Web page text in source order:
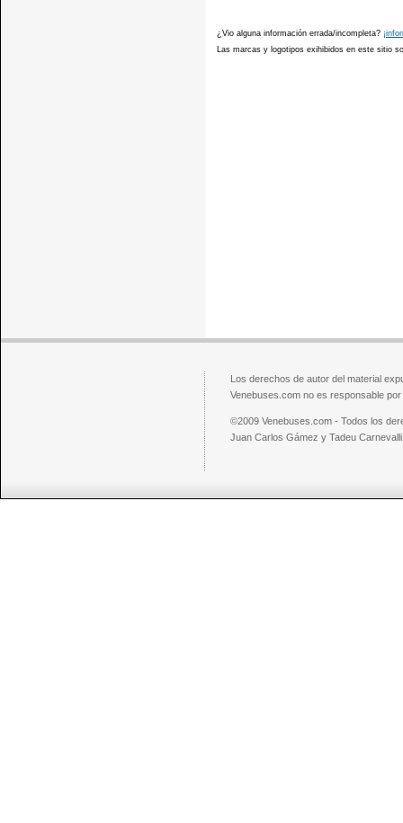
¿Vio alguna información errada/incompleta?
Las marcas y logotipos exihibidos en este sitio
Los derechos de autor del material
Venebuses.com no es responsable
©2009 Venebuses.com - Todos los
Juan Carlos Gámez y Tadeu Carnevalli